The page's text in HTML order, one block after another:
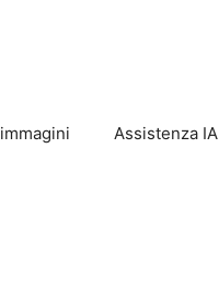
Assistenza IA